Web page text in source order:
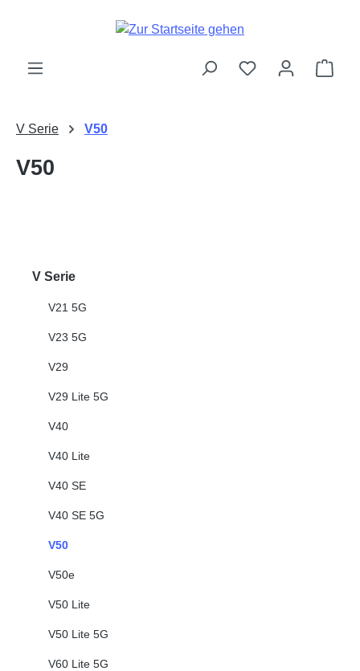
Zum Hauptinhalt springen
V Serie V50
V50
V Serie
V21 5G
V23 5G
V29
V29 Lite 5G
V40
V40 Lite
V40 SE
V40 SE 5G
V50
V50e
V50 Lite
V50 Lite 5G
V60 Lite 5G